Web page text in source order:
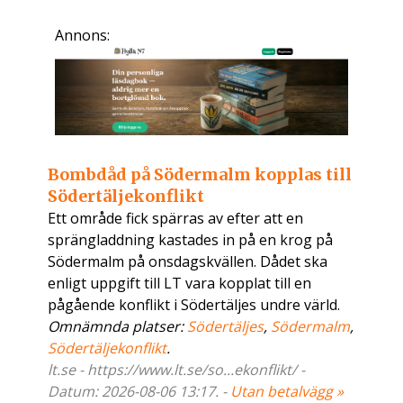
Annons:
Bombdåd på Södermalm kopplas till
Södertäljekonflikt
Ett område fick spärras av efter att en
sprängladdning kastades in på en krog på
Södermalm på onsdagskvällen. Dådet ska
enligt uppgift till LT vara kopplat till en
pågående konflikt i Södertäljes undre värld.
Omnämnda platser:Södertäljes, Södermalm,
Södertäljekonflikt.
lt.se - https://www.lt.se/so...ekonflikt/ -
Datum: 2026-08-06 13:17. - Utan betalvägg »